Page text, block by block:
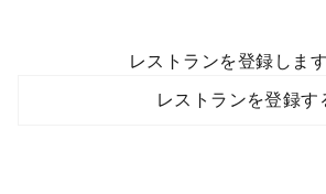
レストランを登録しま
レストランを登録す